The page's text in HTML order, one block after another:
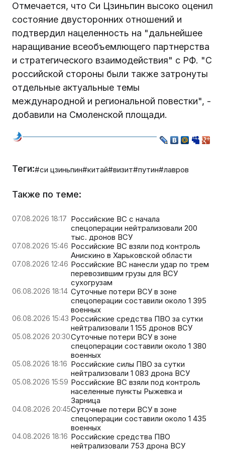
Отмечается, что Си Цзиньпин высоко оценил
состояние двусторонних отношений и
подтвердил нацеленность на "дальнейшее
наращивание всеобъемлющего партнерства
и стратегического взаимодействия" с РФ. "С
российской стороны были также затронуты
отдельные актуальные темы
международной и региональной повестки", -
добавили на Смоленской площади.
Теги:#си цзиньпин#китай#визит#путин#лавров
Также по теме:
07.08.2026 18:17 Российские ВС с начала
спецоперации нейтрализовали 200
тыс. дронов ВСУ
07.08.2026 15:46 Российские ВС взяли под контроль
Анискино в Харьковской области
07.08.2026 12:46 Российские ВС нанесли удар по трем
перевозившим грузы для ВСУ
сухогрузам
06.08.2026 18:14 Суточные потери ВСУ в зоне
спецоперации составили около 1 395
военных
06.08.2026 15:43 Российские средства ПВО за сутки
нейтрализовали 1 155 дронов ВСУ
05.08.2026 20:30Суточные потери ВСУ в зоне
спецоперации составили около 1 380
военных
05.08.2026 18:16 Российские силы ПВО за сутки
нейтрализовали 1 083 дрона ВСУ
05.08.2026 15:59 Российские ВС взяли под контроль
населенные пункты Рыжевка и
Зарница
04.08.2026 20:45Суточные потери ВСУ в зоне
спецоперации составили около 1 435
военных
04.08.2026 18:16 Российские средства ПВО
нейтрализовали 753 дрона ВСУ